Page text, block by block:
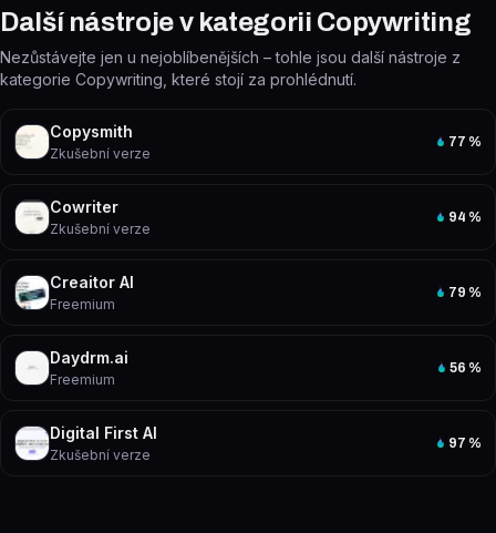
Další nástroje v kategorii Copywriting
Nezůstávejte jen u nejoblíbenějších – tohle jsou další nástroje z
kategorie Copywriting, které stojí za prohlédnutí.
Copysmith
Zkušební verze
77 %
Cowriter
Zkušební verze
94 %
Creaitor AI
Freemium
79 %
Daydrm.ai
Freemium
56 %
Digital First AI
Zkušební verze
97 %